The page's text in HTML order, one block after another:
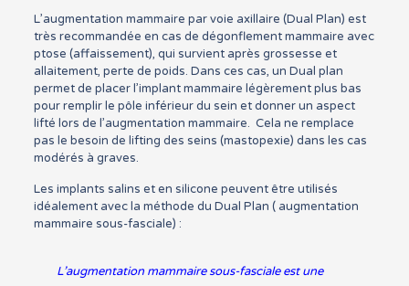
L’augmentation mammaire par voie axillaire (Dual Plan) est
très recommandée en cas de dégonflement mammaire avec
ptose (affaissement), qui survient après grossesse et
allaitement, perte de poids. Dans ces cas, un Dual plan
permet de placer l’implant mammaire légèrement plus bas
pour remplir le pôle inférieur du sein et donner un aspect
lifté lors de l’augmentation mammaire. Cela ne remplace
pas le besoin de lifting des seins (mastopexie) dans les cas
modérés à graves.
Les implants salins et en silicone peuvent être utilisés
idéalement avec la méthode du Dual Plan ( augmentation
mammaire sous-fasciale) :
L’augmentation mammaire sous-fasciale est une